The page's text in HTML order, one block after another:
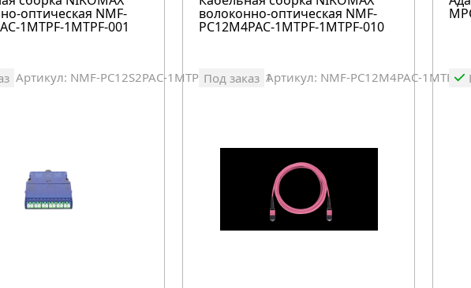
оптическая NMF-
1MTPF-1MTPF-001
Артикул: NMF-PC12S2PAC-1MTPF-1MTPF-001
волоконно-оптическая NMF-
PC12M4PAC-1MTPF-1MTPF-010
Под заказ Артикул: NMF-PC12M4PAC-1MTPF-